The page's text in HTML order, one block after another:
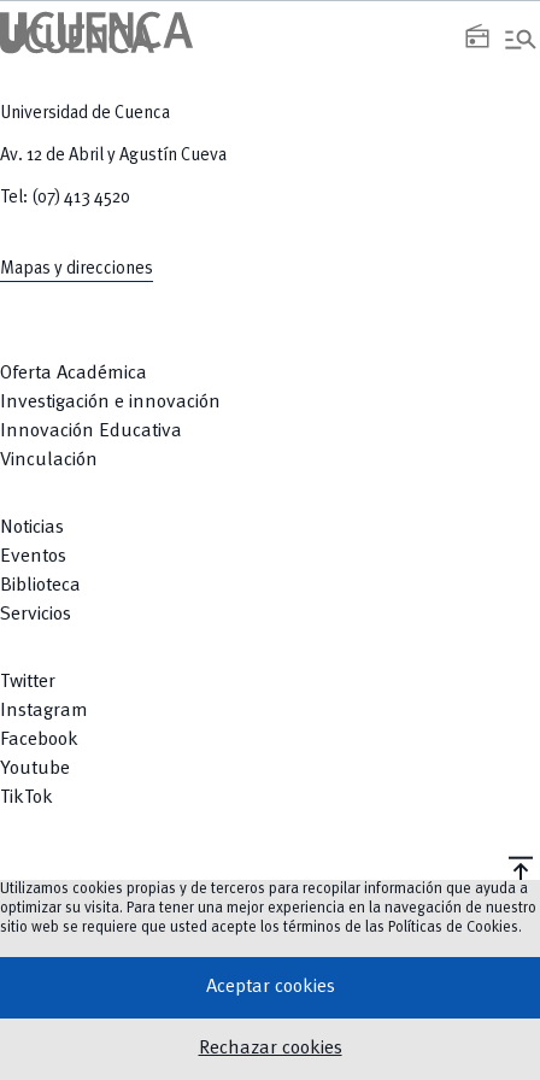
radio manage_search
Universidad de Cuenca
Av. 12 de Abril y Agustín Cueva
Tel: (07) 413 4520
Mapas y direcciones
Oferta Académica
Investigación e innovación
Innovación Educativa
Vinculación
Noticias
Eventos
Biblioteca
Servicios
Twitter
Instagram
Facebook
Youtube
TikTok
vertical_align_top
©2023-2026UCuenca.
Utilizamos cookies propias y de terceros para recopilar información que ayuda a
optimizar su visita. Para tener una mejor experiencia en la navegación de nuestro
sitio web se requiere que usted acepte los términos de las Políticas de Cookies.
Aceptar cookies
Rechazar cookies